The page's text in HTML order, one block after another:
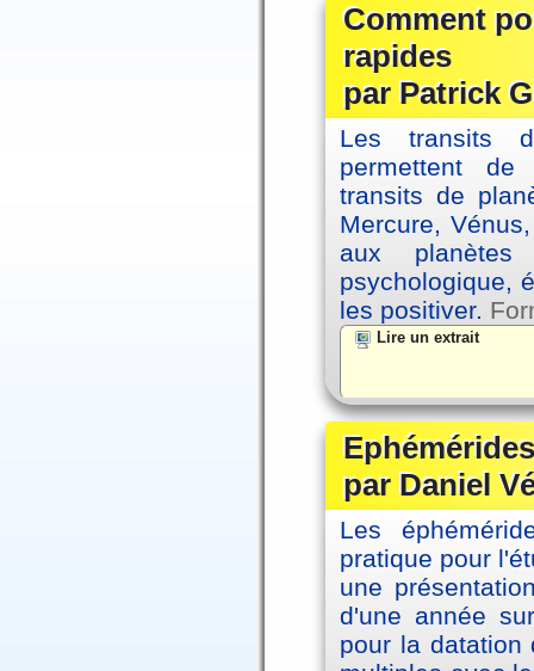
Comment
rapides
par Patrick
Les transits
permettent de
transits de
Mercure,
aux
psychologique,
les positiver.
Lire un extrait
par Daniel
Les
pratique pour
une
d'une année
pour la datation